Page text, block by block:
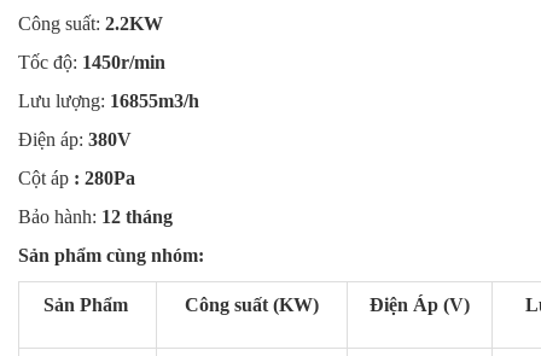
Công suất: 2.2KW
Tốc độ: 1450r/min
Lưu lượng: 16855m3/h
Điện áp: 380V
Cột áp : 280Pa
Bảo hành: 12 tháng
Sản phẩm cùng nhóm:
Sản Phẩm Công suất (KW) Điện Áp (V)